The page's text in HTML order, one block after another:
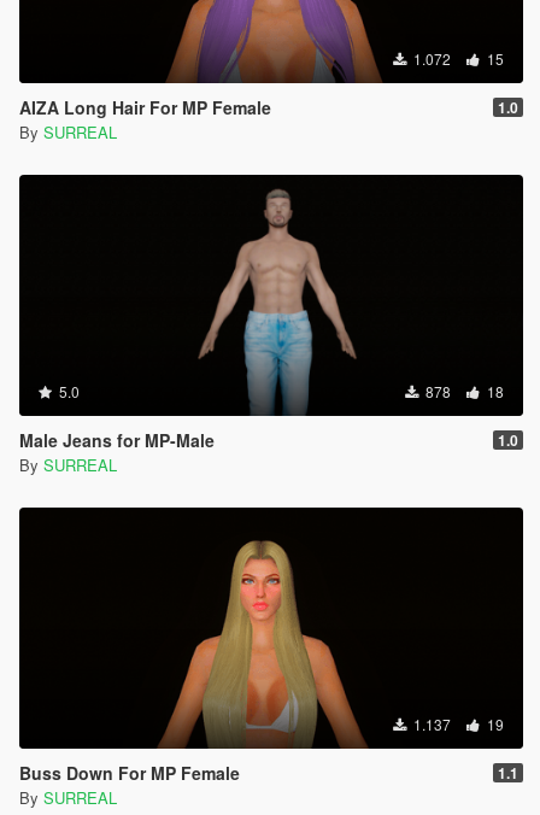
1.072 15
AIZA Long Hair For MP Female 1.0
By SURREAL
5.0 878 18
Male Jeans for MP-Male 1.0
By SURREAL
1.137 19
Buss Down For MP Female 1.1
By SURREAL